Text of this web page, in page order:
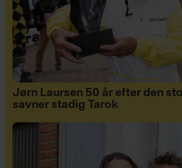
Jørn Laursen 50 år efter den
savner stadig Tarok